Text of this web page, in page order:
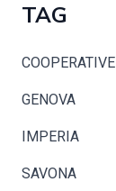
TAG
COOPERATIVE
GENOVA
IMPERIA
SAVONA